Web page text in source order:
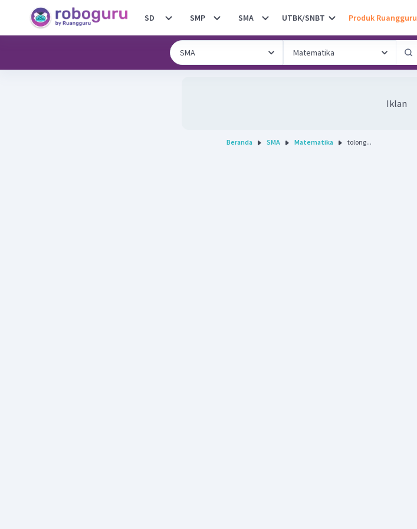
SD SMP SMA UTBK/SNBT Produk Ruangguru
Iklan
Beranda SMA Matematika tolong...